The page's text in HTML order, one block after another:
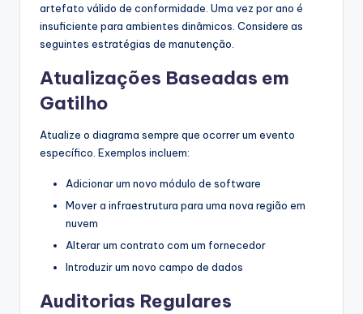
artefato válido de conformidade. Uma vez por ano é
insuficiente para ambientes dinâmicos. Considere as
seguintes estratégias de manutenção.
Atualizações Baseadas em
Gatilho
Atualize o diagrama sempre que ocorrer um evento
específico. Exemplos incluem:
Adicionar um novo módulo de software
Mover a infraestrutura para uma nova região em
nuvem
Alterar um contrato com um fornecedor
Introduzir um novo campo de dados
Auditorias Regulares